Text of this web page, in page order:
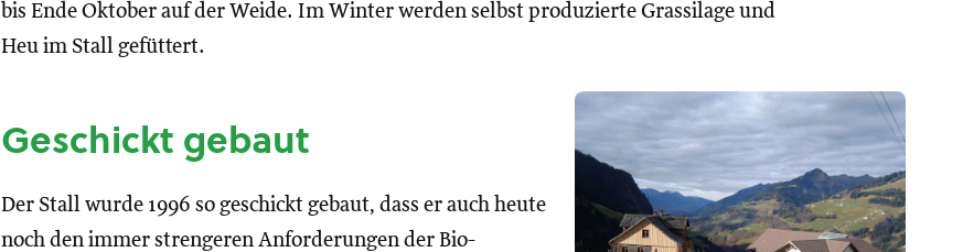
bis Ende Oktober auf der Weide. Im Winter werden selbst produzierte Grassilage und
Heu im Stall gefüttert.
Geschickt gebaut
Der Stall wurde 1996 so geschickt gebaut, dass er auch heute
noch den immer strengeren Anforderungen der Bio-